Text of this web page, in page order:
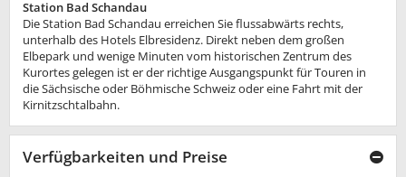
Station Bad Schandau
Die Station Bad Schandau erreichen Sie flussabwärts rechts,
unterhalb des Hotels Elbresidenz. Direkt neben dem großen
Elbepark und wenige Minuten vom historischen Zentrum des
Kurortes gelegen ist er der richtige Ausgangspunkt für Touren in
die Sächsische oder Böhmische Schweiz oder eine Fahrt mit der
Kirnitzschtalbahn.
Verfügbarkeiten und Preise